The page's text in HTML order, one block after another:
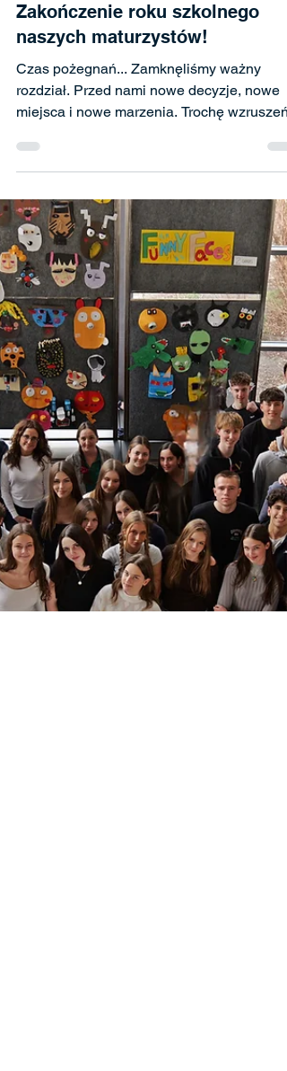
8 cze
Private High School
naszych maturzystów!
rozdział. Przed nami nowe decyzje, nowe
miejsca i nowe marzenia. Trochę wzruszeń,
trochę obaw, ale najwięcej wdzięczności za
wszystko, co tutaj wspólnie przeżyliśmy
Dziękujemy i... powodzenia! Time to say
goodbye... We've closed an important
chapter. New decisions, new places, and
new dreams await us. A little emotion, a
fear, but mostly gratitude for everything
experienced here together. Thank you and...
good luck!